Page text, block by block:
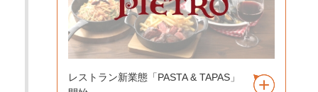
レストラン新業態「PASTA & TAPAS」